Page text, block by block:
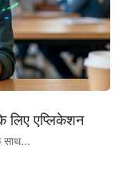
के लिए एप्लिकेशन
साथ...